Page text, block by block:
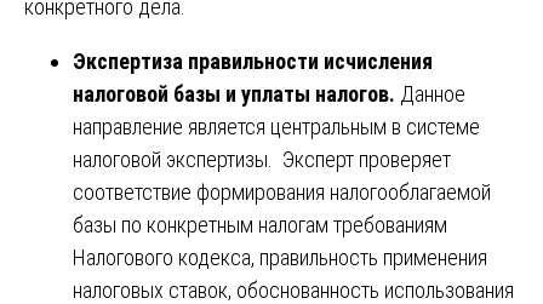
конкретного дела.
Экспертиза правильности исчисления
налоговой базы и уплаты налогов. Данное
направление является центральным в системе
налоговой экспертизы. Эксперт проверяет
соответствие формирования налогооблагаемой
базы по конкретным налогам требованиям
Налогового кодекса, правильность применения
налоговых ставок, обоснованность использования